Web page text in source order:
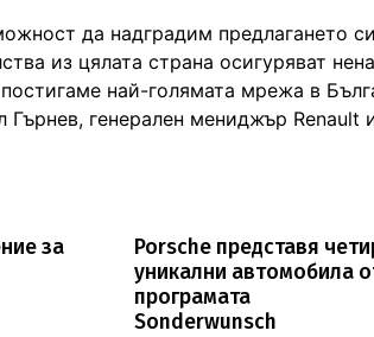
да надградим предлагането
из цялата страна осигуряват
най-голямата мрежа в
генерален мениджър Renault
за
Porsche представя
уникални автомобила
програмата
Sonderwunsch